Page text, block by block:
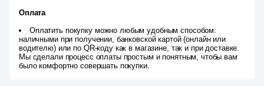
Оплата
Оплатить покупку можно любым удобным способом:
наличными при получении, банковской картой (онлайн или
водителю) или по QR-коду как в магазине, так и при доставке.
Мы сделали процесс оплаты простым и понятным, чтобы вам
было комфортно совершать покупки.